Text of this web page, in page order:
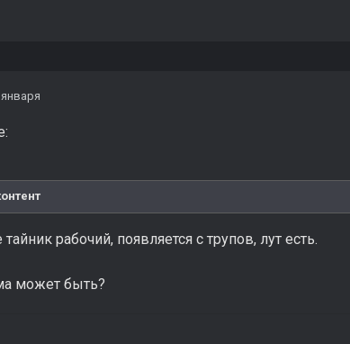
рабочий, появляется с трупов, лут есть.
может быть?